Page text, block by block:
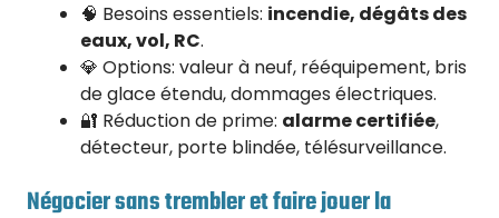
🧠 Besoins essentiels: incendie, dégâts des
eaux, vol, RC.
💎 Options: valeur à neuf, rééquipement, bris
de glace étendu, dommages électriques.
🔐 Réduction de prime: alarme certifiée,
détecteur, porte blindée, télésurveillance.
Négocier sans trembler et faire jouer la